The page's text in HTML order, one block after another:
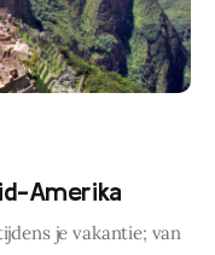
Amerika
je vakantie; van